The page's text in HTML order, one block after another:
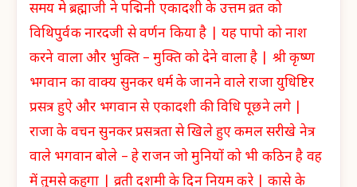
समय मे ब्रह्माजी ने पद्मिनी एकादशी के उत्तम व्रत को
विथिपुर्वक नारदजी से वर्णन किया है | यह पापो को नाश
करने वाला और भुक्ति – मुक्ति को देने वाला है | श्री कृष्ण
भगवान का वाक्य सुनकर धर्म के जानने वाले राजा युधिष्टिर
प्रसत्र हुऐ और भगवान से एकादशी की विधि पूछने लगे |
राजा के वचन सुनकर प्रसत्रता से खिले हुए कमल सरीखे नेत्र
वाले भगवान बोले – हे राजन जो मुनियों को भी कठिन है वह
में तुमसे कहुगा | व्रती दशमी के दिन नियम करे | कासे के